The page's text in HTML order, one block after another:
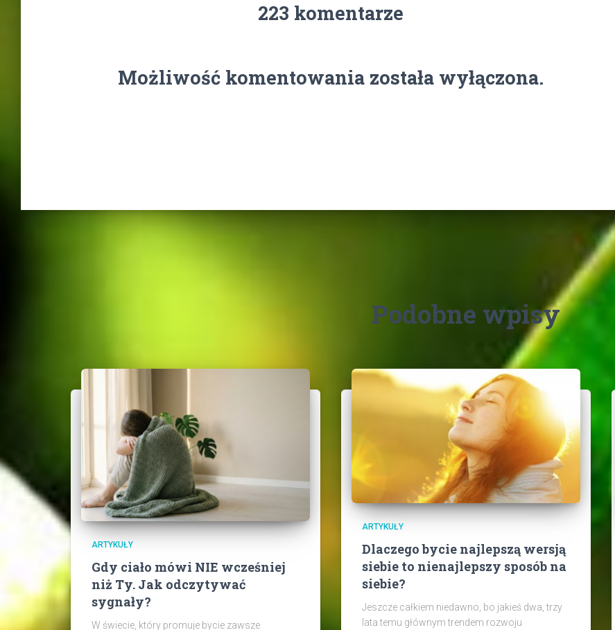
223 komentarze
Możliwość komentowania została wyłączona.
Podobne wpisy
ARTYKUŁY
Gdy ciało mówi NIE wcześniej
niż Ty. Jak odczytywać
sygnały?
W świecie, który promuje bycie zawsze
ARTYKUŁY
Dlaczego bycie najlepszą wersją
siebie to nienajlepszy sposób na
siebie?
Jeszcze całkiem niedawno, bo jakieś dwa, trzy
lata temu głównym trendem rozwoju